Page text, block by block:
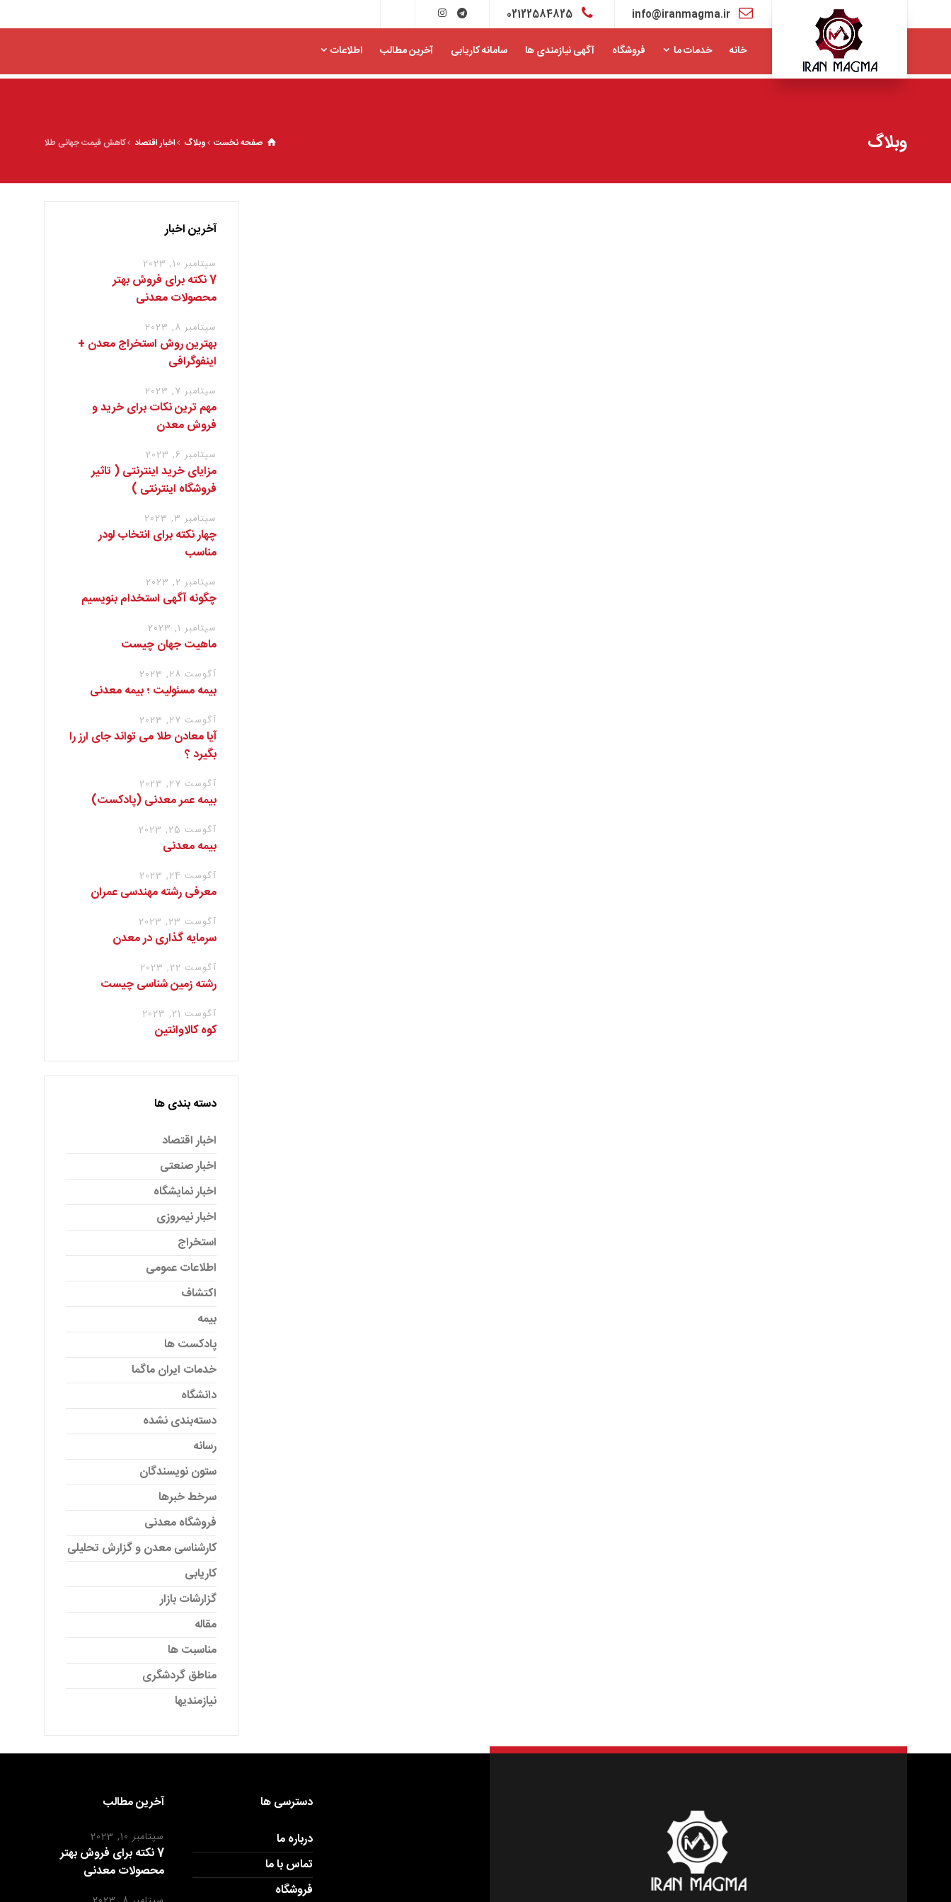
info@iranmagma.ir
02122584825
خانه خدمات ما فروشگاه آگهی نیازمندی ها سامانه کاریابی آخرین مطالب اطلاعات
وبلاگ صفحه نخست وبلاگ اخبار اقتصاد کاهش قیمت جهانی طلا
آخرین اخبار
سپتامبر 10, 2023
7 نکته برای فروش بهتر
محصولات معدنی
سپتامبر 8, 2023
بهترین روش استخراج معدن +
اینفوگرافی
سپتامبر 7, 2023
مهم ترین نکات برای خرید و
فروش معدن
سپتامبر 6, 2023
مزایای خرید اینترنتی ( تاثیر
فروشگاه اینترنتی )
سپتامبر 3, 2023
چهار نکته برای انتخاب لودر
مناسب
سپتامبر 2, 2023
چگونه آگهی استخدام بنویسیم
سپتامبر 1, 2023
ماهیت جهان چیست
آگوست 28, 2023
بیمه مسئولیت ؛ بیمه معدنی
آگوست 27, 2023
آیا معادن طلا می تواند جای ارز را
بگیرد ؟
آگوست 27, 2023
بیمه عمر معدنی (پادکست)
آگوست 25, 2023
بیمه معدنی
آگوست 24, 2023
معرفی رشته مهندسی عمران
آگوست 23, 2023
سرمایه گذاری در معدن
آگوست 22, 2023
رشته زمین شناسی چیست
آگوست 21, 2023
کوه کالاوانتین
دسته بندی ها
اخبار اقتصاد
اخبار صنعتی
اخبار نمایشگاه
اخبار نیمروزی
استخراج
اطلاعات عمومی
اکتشاف
بیمه
پادکست ها
خدمات ایران ماگما
دانشگاه
دسته‌بندی نشده
رسانه
ستون نویسندگان
سرخط خبرها
فروشگاه معدنی
کارشناسی معدن و گزارش تحلیلی
کاریابی
گزارشات بازار
مقاله
مناسبت ها
مناطق گردشگری
نیازمندیها
دسترسی ها
درباره ما
تماس با ما
فروشگاه
آخرین مطالب
سپتامبر 10, 2023
7 نکته برای فروش بهتر
محصولات معدنی